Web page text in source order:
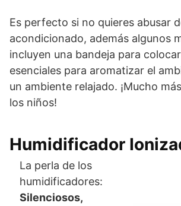
Es perfecto si no quieres abusar
acondicionado, además algunos
incluyen una bandeja para
esenciales para aromatizar el
un ambiente relajado. ¡Mucho
los niños!
Humidificador
La perla de los
humidificadores:
Silenciosos,